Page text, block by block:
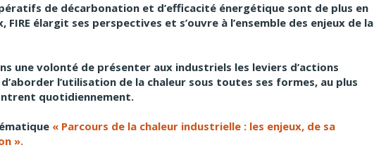
de décarbonation et d’efficacité énergétique sont de plus en
élargit ses perspectives et s’ouvre à l’ensemble des enjeux de la
une volonté de présenter aux industriels les leviers d’actions
l’utilisation de la chaleur sous toutes ses formes, au plus
quotidiennement.
« Parcours de la chaleur industrielle : les enjeux, de sa
».